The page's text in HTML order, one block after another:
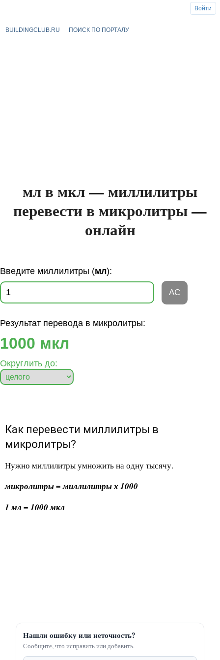
BUILDINGCLUB.RU ПОИСК ПО ПОРТАЛУ
мл в мкл — миллилитры
перевести в микролитры —
онлайн
Введите миллилитры (мл):
AC
Результат перевода в микролитры:
1000 мкл
Округлить до:
Как перевести миллилитры в
микролитры?
Нужно миллилитры умножить на одну тысячу.
микролитры = миллилитры х 1000
1 мл = 1000 мкл
Нашли ошибку или неточность?
Сообщите, что исправить или добавить.
Войти